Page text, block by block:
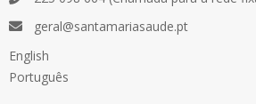
geral@santamariasaude.pt
English
Português